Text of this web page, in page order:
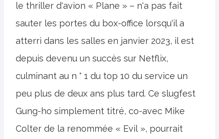
le thriller d'avion « Plane » – n'a pas fait
sauter les portes du box-office lorsqu'il a
atterri dans les salles en janvier 2023, il est
depuis devenu un succès sur Netflix,
culminant au n ° 1 du top 10 du service un
peu plus de deux ans plus tard. Ce slugfest
Gung-ho simplement titré, co-avec Mike
Colter de la renommée « Evil », pourrait